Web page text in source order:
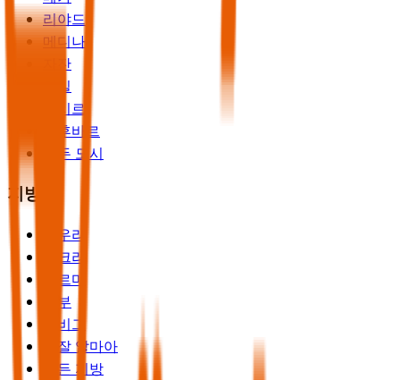
리야드
메디나
자잔
하일
아시르
알후바르
모든 도시
지방
알우라
샤크라
두르마
얀부
라비그
리잘 알마아
모든 지방